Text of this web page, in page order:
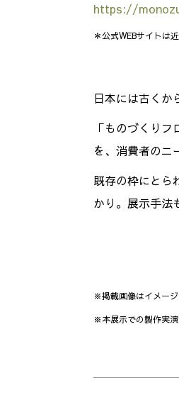
https://
＊公式WEBサイトは
日本には古くか
「ものづくり
を、消費者のニ
既存の枠にとら
かり。展示手法
※掲載画像はイメージ
※本展示での製作実演